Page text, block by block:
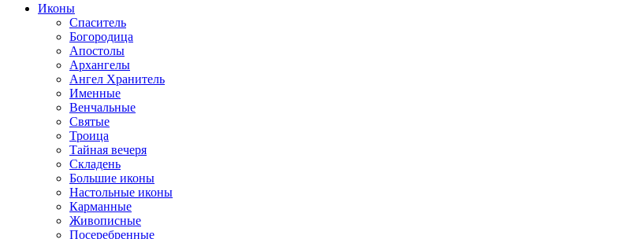
Иконы
Спаситель
Богородица
Апостолы
Архангелы
Ангел Хранитель
Именные
Венчальные
Святые
Троица
Тайная вечеря
Складень
Большие иконы
Настольные иконы
Карманные
Живописные
Посеребренные